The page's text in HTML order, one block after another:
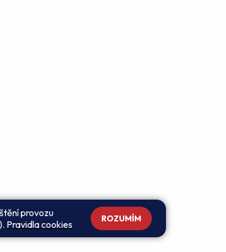
provozu
Pravidla cookies ROZUMÍM